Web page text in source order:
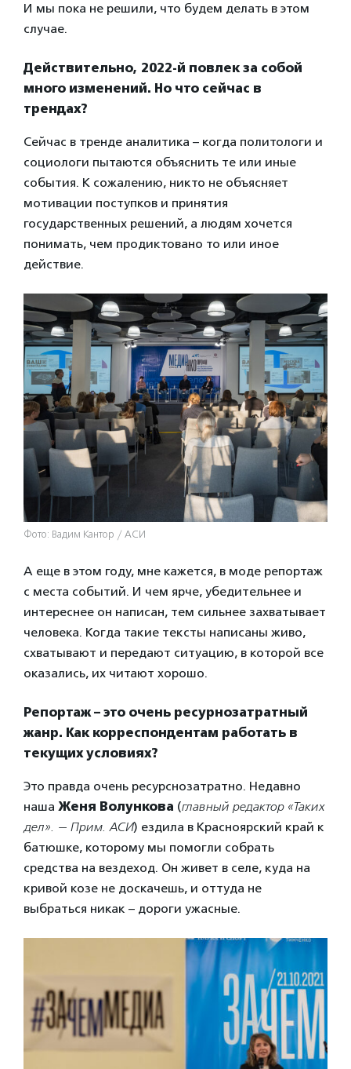
И мы пока не решили, что будем делать в этом
случае.
Действительно, 2022-й повлек за собой
много изменений. Но что сейчас в
трендах?
Сейчас в тренде аналитика – когда политологи и
социологи пытаются объяснить те или иные
события. К сожалению, никто не объясняет
мотивации поступков и принятия
государственных решений, а людям хочется
понимать, чем продиктовано то или иное
действие.
Фото: Вадим Кантор / АСИ
А еще в этом году, мне кажется, в моде репортаж
с места событий. И чем ярче, убедительнее и
интереснее он написан, тем сильнее захватывает
человека. Когда такие тексты написаны живо,
схватывают и передают ситуацию, в которой все
оказались, их читают хорошо.
Репортаж – это очень ресурнозатратный
жанр. Как корреспондентам работать в
текущих условиях?
Это правда очень ресурснозатратно. Недавно
наша Женя Волункова (главный редактор «Таких
дел». — Прим. АСИ) ездила в Красноярский край к
батюшке, которому мы помогли собрать
средства на вездеход. Он живет в селе, куда на
кривой козе не доскачешь, и оттуда не
выбраться никак – дороги ужасные.